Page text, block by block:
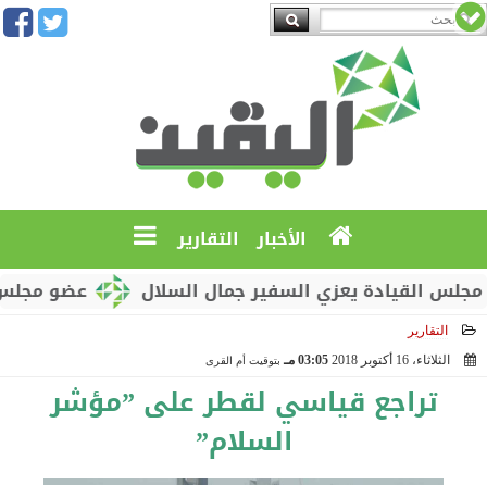
الأخبار التقارير
عضو مجلس
يعزي السفير جمال السلال
التقارير
الثلاثاء، 16 أكتوبر 2018
03:05 مـ بتوقيت أم القرى
تراجع قياسي لقطر على ”مؤشر
السلام”